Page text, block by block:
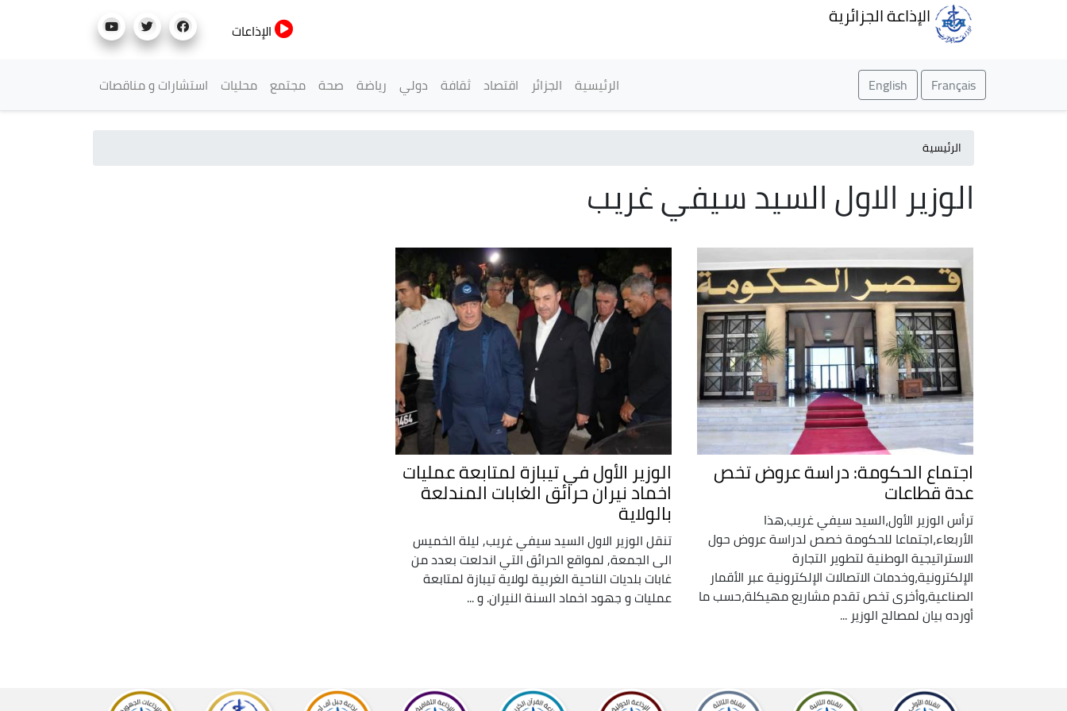
الإذاعة الجزائرية
الإذاعات
Français
English القائمة الرئيسية
الرئيسية الجزائر اقتصاد ثقافة دولي رياضة صحة مجتمع محليات استشارات و مناقصات
الرئيسية
الوزير الاول السيد سيفي غريب
اجتماع الحكومة: دراسة عروض تخص
عدة قطاعات
ترأس الوزير الأول،السيد سيفي غريب،هذا
الأربعاء،اجتماعا للحكومة خصص لدراسة عروض حول
الاستراتيجية الوطنية لتطوير التجارة
الإلكترونية،وخدمات الاتصالات الإلكترونية عبر الأقمار
الصناعية،وأخرى تخص تقدم مشاريع مهيكلة،حسب ما
أورده بيان لمصالح الوزير ...
الوزير الأول في تيبازة لمتابعة عمليات
اخماد نيران حرائق الغابات المندلعة
بالولاية
تنقل الوزير الاول السيد سيفي غريب, ليلة الخميس
الى الجمعة, لمواقع الحرائق التي اندلعت بعدد من
غابات بلديات الناحية الغربية لولاية تيبازة لمتابعة
عمليات و جهود اخماد السنة النيران. و ...